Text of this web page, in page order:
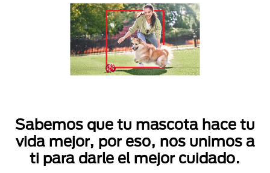
Sabemos que tu mascota hace tu
vida mejor, por eso, nos unimos a
ti para darle el mejor cuidado.